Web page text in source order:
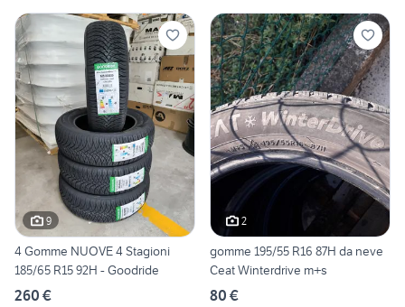
9
4 Gomme NUOVE 4 Stagioni
185/65 R15 92H - Goodride
260 €
2
gomme 195/55 R16 87H da neve
Ceat Winterdrive m+s
80 €